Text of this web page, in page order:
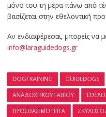
μόνο του τη μέρα πάνω από
βασίζεται στην εθελοντική
Αν ενδιαφέρεσαι, μπορείς να
info@laraguidedogs.gr
DOGTRAINING GUIDEDOGS
ΑΝΑΔΟΧΉΚΟΥΤΑΒΙΟΎ
ΠΡΟΣΒΑΣΙΜΌΤΗΤΑ